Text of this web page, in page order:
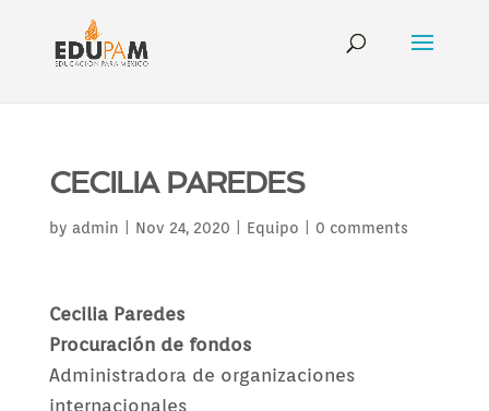
CECILIA PAREDES
by admin Nov 24, 2020 Equipo 0 comments
Cecilia Paredes
Procuración de fondos
Administradora de organizaciones
internacionales